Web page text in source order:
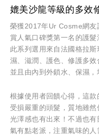
媲美沙龍等級的多效
榮獲2017年Ur Cosme網友
賞人氣口碑獎第一名的護
此系列選用來自法國格拉
濕、滋潤、護色、修護多效
並且由內到外鎖水、保濕，
根據使用者回饋心得，這
受損嚴重的頭髮，質地雖
光澤感也有出來！不過也
氣有點老派，注重氣味的人